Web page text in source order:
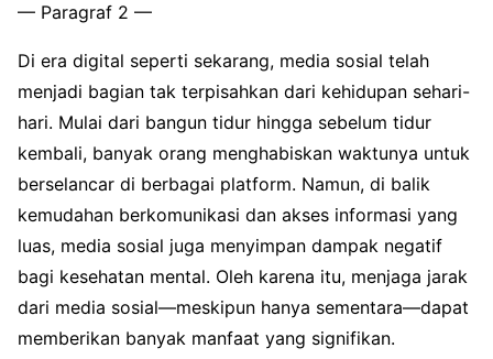
— Paragraf 2 —
Di era digital seperti sekarang, media sosial telah
menjadi bagian tak terpisahkan dari kehidupan sehari-
hari. Mulai dari bangun tidur hingga sebelum tidur
kembali, banyak orang menghabiskan waktunya untuk
berselancar di berbagai platform. Namun, di balik
kemudahan berkomunikasi dan akses informasi yang
luas, media sosial juga menyimpan dampak negatif
bagi kesehatan mental. Oleh karena itu, menjaga jarak
dari media sosial—meskipun hanya sementara—dapat
memberikan banyak manfaat yang signifikan.